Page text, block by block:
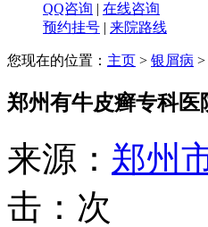
QQ咨询 | 在线咨询
预约挂号 | 来院路线
您现在的位置： 主页 > 银屑病 >
郑州有牛皮癣专科医
来源： 郑州
击： 次